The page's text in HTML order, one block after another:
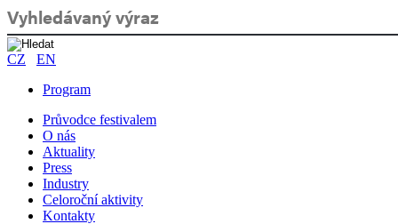
CZ
EN
Program
Průvodce festivalem
O nás
Aktuality
Press
Industry
Celoroční aktivity
Kontakty